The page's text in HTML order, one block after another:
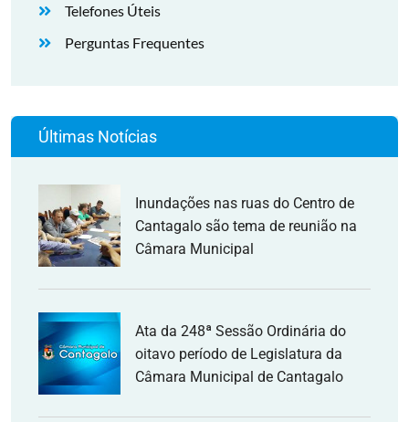
Telefones Úteis
Perguntas Frequentes
Últimas Notícias
Inundações nas ruas do Centro de
Cantagalo são tema de reunião na
Câmara Municipal
Ata da 248ª Sessão Ordinária do
oitavo período de Legislatura da
Câmara Municipal de Cantagalo